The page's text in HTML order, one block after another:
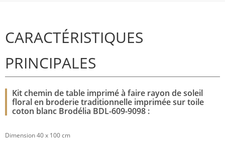
CARACTÉRISTIQUES
PRINCIPALES
Kit chemin de table imprimé à faire rayon de soleil
floral en broderie traditionnelle imprimée sur toile
coton blanc Brodélia BDL-609-9098 :
Dimension 40 x 100 cm